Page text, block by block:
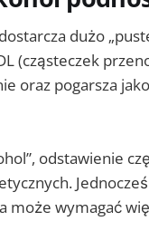
dużo
(cząsteczek
oraz pogarsza
odstawienie
może wymagać